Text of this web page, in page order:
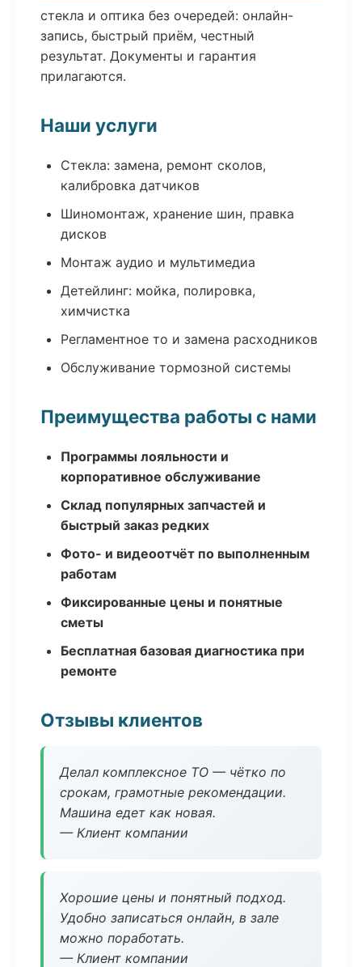
стекла и оптика без очередей: онлайн-
запись, быстрый приём, честный
результат. Документы и гарантия
прилагаются.
Наши услуги
Стекла: замена, ремонт сколов,
калибровка датчиков
Шиномонтаж, хранение шин, правка
дисков
Монтаж аудио и мультимедиа
Детейлинг: мойка, полировка,
химчистка
Регламентное то и замена расходников
Обслуживание тормозной системы
Преимущества работы с нами
Программы лояльности и
корпоративное обслуживание
Склад популярных запчастей и
быстрый заказ редких
Фото- и видеоотчёт по выполненным
работам
Фиксированные цены и понятные
сметы
Бесплатная базовая диагностика при
ремонте
Отзывы клиентов
Делал комплексное ТО — чётко по
срокам, грамотные рекомендации.
Машина едет как новая.
— Клиент компании
Хорошие цены и понятный подход.
Удобно записаться онлайн, в зале
можно поработать.
— Клиент компании